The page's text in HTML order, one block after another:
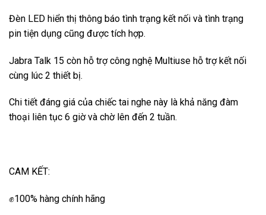
Đèn LED hiển thị thông báo tình trạng kết nối và tình trạng
pin tiện dụng cũng được tích hợp.
Jabra Talk 15 còn hỗ trợ công nghệ Multiuse hỗ trợ kết nối
cùng lúc 2 thiết bị.
Chi tiết đáng giá của chiếc tai nghe này là khả năng đàm
thoại liên tục 6 giờ và chờ lên đến 2 tuần.
CAM KẾT:
✊100% hàng chính hãng